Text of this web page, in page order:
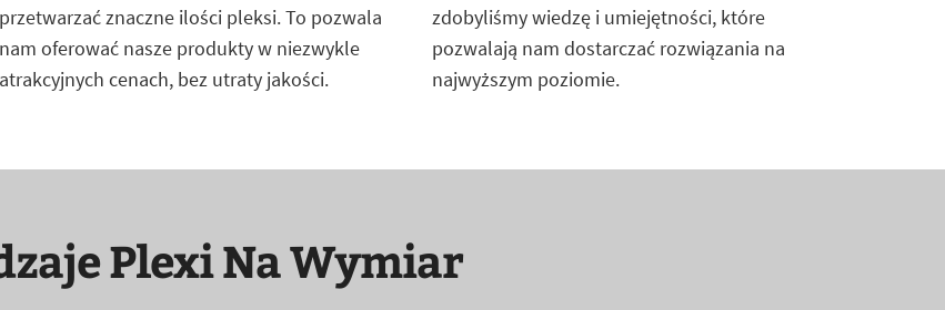
przetwarzać znaczne ilości pleksi. To pozwala
nam oferować nasze produkty w niezwykle
atrakcyjnych cenach, bez utraty jakości.
zdobyliśmy wiedzę i umiejętności, które
pozwalają nam dostarczać rozwiązania na
najwyższym poziomie.
Plexi Na Wymiar